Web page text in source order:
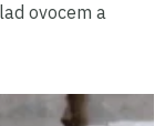
ovocem a